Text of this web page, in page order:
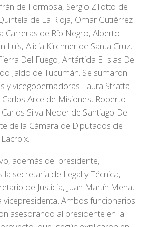
de Formosa, Sergio Ziliotto de
de La Rioja, Omar Gutiérrez
Carreras de Río Negro, Alberto
Luis, Alicia Kirchner de Santa Cruz,
Del Fuego, Antártida E Islas Del
Jaldo de Tucumán. Se sumaron
y vicegobernadoras Laura Stratta
Arce de Misiones, Roberto
Silva Neder de Santiago Del
de la Cámara de Diputados de
además del presidente,
secretaria de Legal y Técnica,
de Justicia, Juan Martín Mena,
Ambos funcionarios
asesorando al presidente en la